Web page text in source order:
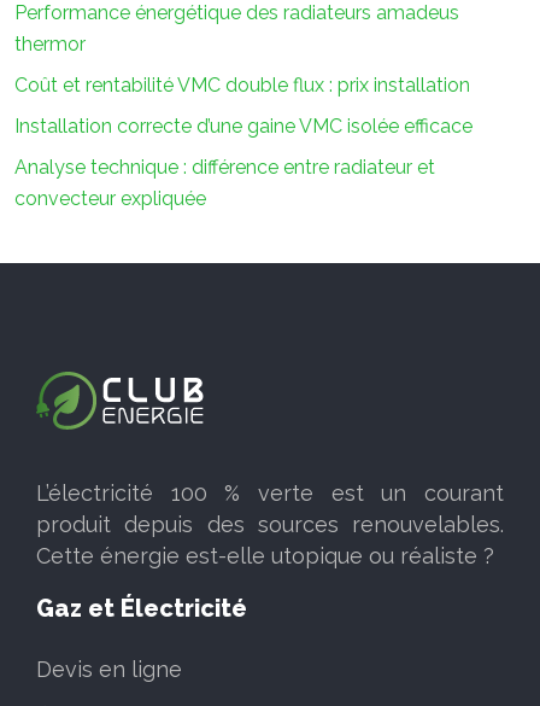
Performance énergétique des radiateurs amadeus
thermor
Coût et rentabilité VMC double flux : prix installation
Installation correcte d’une gaine VMC isolée efficace
Analyse technique : différence entre radiateur et
convecteur expliquée
L’électricité 100 % verte est un courant
produit depuis des sources renouvelables.
Cette énergie est-elle utopique ou réaliste ?
Gaz et Électricité
Devis en ligne